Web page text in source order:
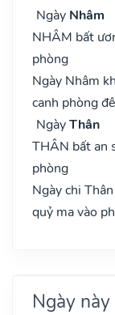
Ngày Nhâm
NHÂM bất
phòng
Ngày Nhâm
canh phòng đê
NgàyThân
THÂN bất an
phòng
Ngày chi
quỷ ma vào
Ngày